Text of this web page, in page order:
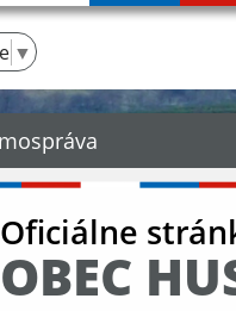
▼
Oficiálne
OBEC